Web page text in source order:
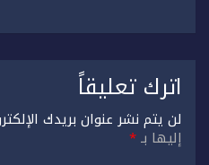
اترك تعليقاً
لن يتم نشر عنوان بريدك
إليها بـ*